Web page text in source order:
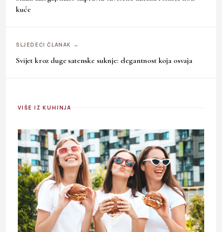
kuće
SLJEDEĆI ČLANAK →
Svijet kroz duge satenske suknje: elegantnost koja osvaja
VIŠE IZ KUHINJA